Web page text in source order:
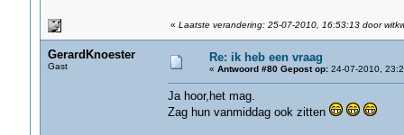
« Laatste verandering: 25-07-2010, 16:53:13 door
GerardKnoester
Gast
Re: ik heb een vraag
« Antwoord #80 Gepost op:24-07-2010,
Ja hoor,het mag.
Zag hun vanmiddag ook zitten